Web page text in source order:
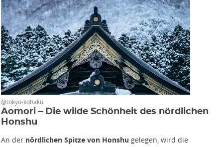
@tokyo-kohaku
Aomori – Die wilde Schönheit des nördlichen
Honshu
An der nördlichen Spitze von Honshu gelegen, wird die